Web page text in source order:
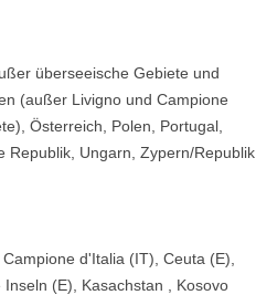
überseeische Gebiete und
(außer Livigno und Campione
Österreich, Polen, Portugal,
Republik, Ungarn, Zypern/Republik
d'Italia (IT), Ceuta (E),
(E), Kasachstan , Kosovo